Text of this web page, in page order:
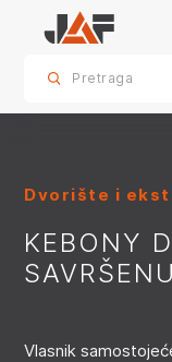
sr.skip-to.main-content
sr.skip-to.table-of-
sr.skip-to.main-
Kebony deking za
informacije o projektu
Slični referentni projekti
Pretraga
Dvorište i
KEBONY
Vlasnik